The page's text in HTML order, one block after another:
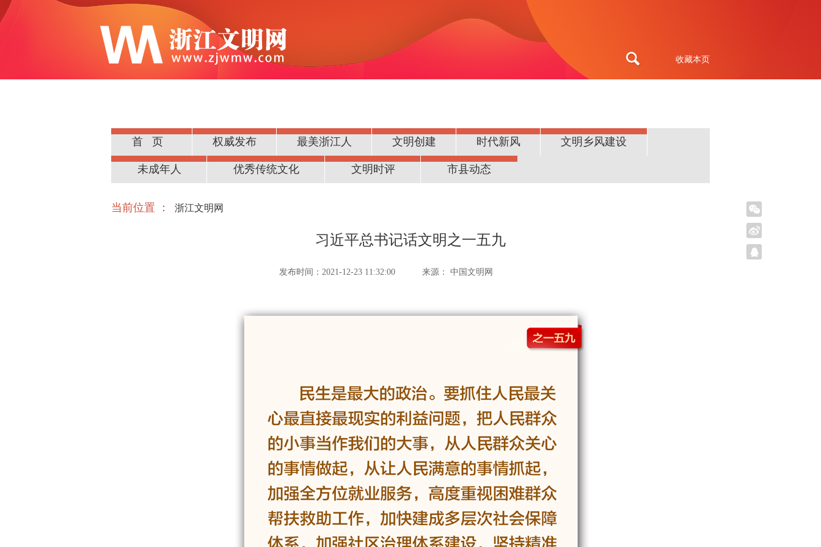
收藏本页
首页 权威发布 最美浙江人 文明创建 时代新风 文明乡风建设
公民道德
未成年人 优秀传统文化 文明时评 市县动态
当前位置 ： 浙江文明网
习近平总书记话文明之一五九
发布时间：2021-12-23 11:32:00 来源： 中国文明网